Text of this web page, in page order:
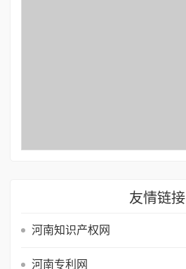
友情链接
河南知识产权网
河南专利网